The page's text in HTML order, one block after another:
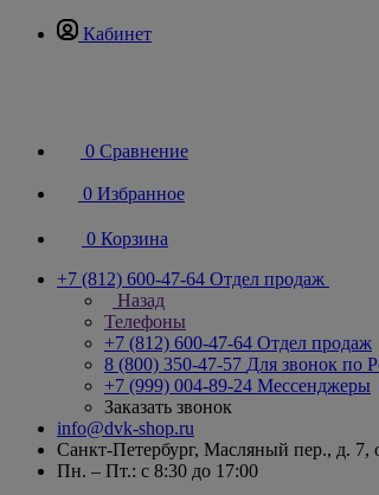
Кабинет
0 Сравнение
0 Избранное
0 Корзина
+7 (812) 600-47-64 Отдел продаж
Назад
Телефоны
+7 (812) 600-47-64 Отдел продаж
8 (800) 350-47-57 Для звонок по
+7 (999) 004-89-24 Мессенджеры
Заказать звонок
info@dvk-shop.ru
Санкт-Петербург, Масляный пер., д. 7,
Пн. – Пт.: с 8:30 до 17:00